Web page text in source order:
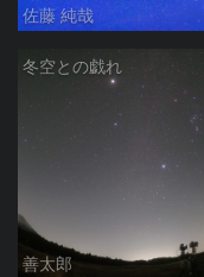
佐藤 純哉
冬空との戯れ
善太郎